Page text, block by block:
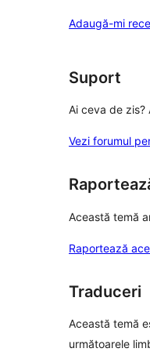
(stele)
recenzii
–
(stele)
Adaugă-mi
Suport
Ai ceva de zis?
Vezi forumul
Această temă
Raportează
Traduceri
Această temă
următoarele